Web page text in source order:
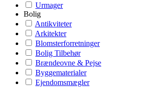
Urmager
Bolig
Antikviteter
Arkitekter
Blomsterforretninger
Bolig Tilbehør
Brændeovne & Pejse
Byggematerialer
Ejendomsmægler